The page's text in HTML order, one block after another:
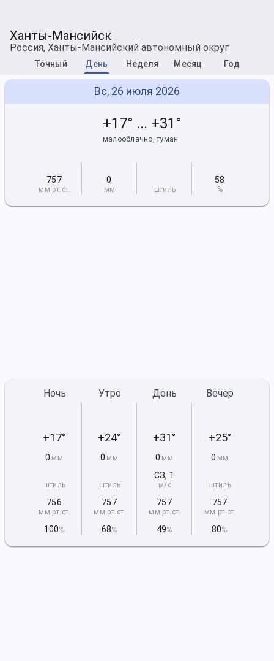
Ханты-Мансийск
Россия, Ханты-Мансийский автономный округ
Точный День Неделя Месяц Год
Вс, 26 июля 2026
+17° ... +31°
малооблачно, туман
757
мм рт.ст.
0
мм штиль
58
%
Ночь
+17°
0 мм
штиль
756
мм рт.ст.
100%
Утро
+24°
0 мм
штиль
757
мм рт.ст.
68%
День
+31°
0 мм
СЗ, 1
м/с
757
мм рт.ст.
49%
Вечер
+25°
0 мм
штиль
757
мм рт.ст.
80%